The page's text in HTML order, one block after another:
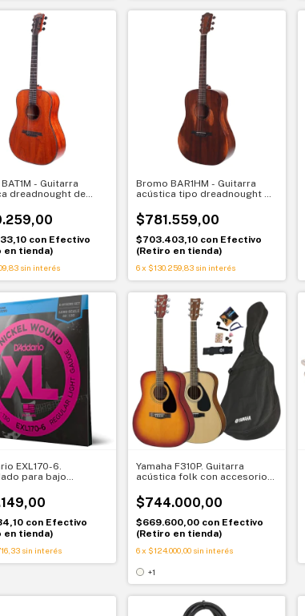
- Guitarra
dreadnought de
con Efectivo
en tienda)
sin interés
Bromo BAR1HM - Guitarra
acústica tipo dreadnought de
BAR1HM
$781.559,00
$703.403,10 con Efectivo
(Retiro en tienda)
6x $130.259,83 sin interés
EXL170-6.
para bajo
con Efectivo
en tienda)
sin interés
Yamaha F310P. Guitarra
acústica folk con accesorios.
$744.000,00
$669.600,00 con Efectivo
(Retiro en tienda)
6x $124.000,00 sin interés
+1